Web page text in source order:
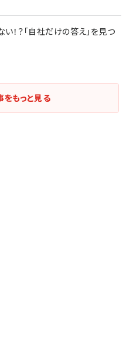
！？「自社だけの答え」を見つ
をもっと見る